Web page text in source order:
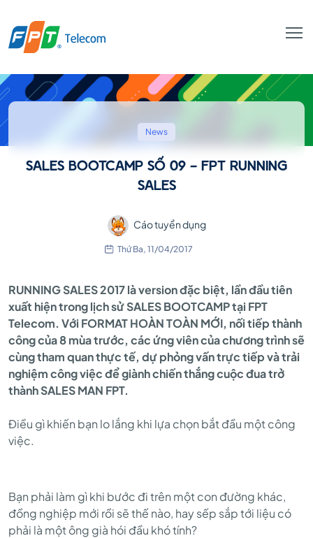
SALES
BOOTCAMP
-
FPT
RUNNING
SALES
News
SALES BOOTCAMP SỐ 09 - FPT RUNNING
SALES
Cáo tuyển dụng
Thứ Ba, 11/04/2017
RUNNING SALES 2017 là version đặc biệt, lần đầu tiên
xuất hiện trong lịch sử SALES BOOTCAMP tại FPT
Telecom. Với FORMAT HOÀN TOÀN MỚI, nối tiếp thành
công của 8 mùa trước, các ứng viên của chương trình sẽ
cùng tham quan thực tế, dự phỏng vấn trực tiếp và trải
nghiệm công việc để giành chiến thắng cuộc đua trở
thành SALES MAN FPT.
Điều gì khiến bạn lo lắng khi lựa chọn bắt đầu một công
việc.
Bạn phải làm gì khi bước đi trên một con đường khác,
đồng nghiệp mới rồi sẽ thế nào, hay sếp sắp tới liệu có
phải là một ông già hói đầu khó tính?